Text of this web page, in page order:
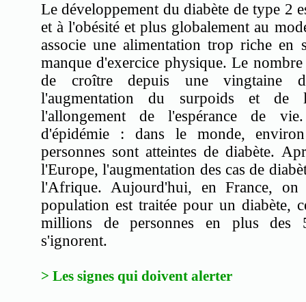
Le développement du diabète de type 2
et à l'obésité et plus globalement au
associe une alimentation trop riche en
manque d'exercice physique. Le nombre
de croître depuis une vingtaine
l'augmentation du surpoids et de
l'allongement de l'espérance de
d'épidémie : dans le monde,
personnes sont atteintes de diabète.
l'Europe, l'augmentation des cas de
l'Afrique. Aujourd'hui, en France,
population est traitée pour un diabète,
millions de personnes en plus des
s'ignorent.
> Les signes qui doivent alerter